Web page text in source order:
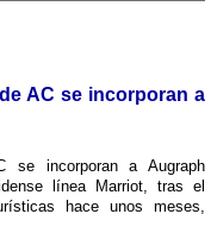
AC se incorporan a
se incorporan a Augraph
lí­nea Marriot, tras el
hace unos meses,